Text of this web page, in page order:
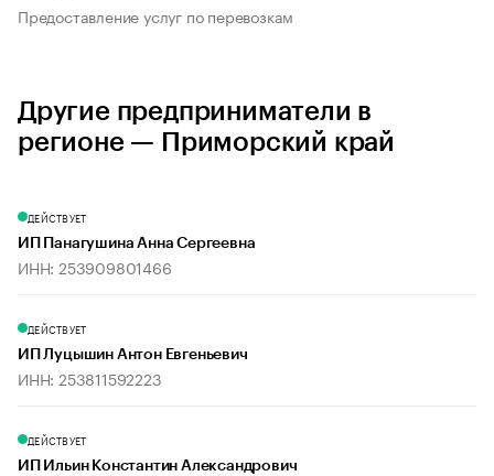
Предоставление услуг по перевозкам
Другие предприниматели в
регионе — Приморский край
ДЕЙСТВУЕТ
ИП Панагушина Анна Сергеевна
ИНН: 253909801466
ДЕЙСТВУЕТ
ИП Луцышин Антон Евгеньевич
ИНН: 253811592223
ДЕЙСТВУЕТ
ИП Ильин Константин Александрович